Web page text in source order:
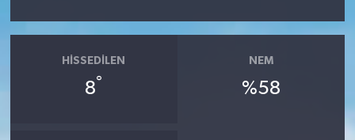
HISSEDILEN
8°
NEM
%58